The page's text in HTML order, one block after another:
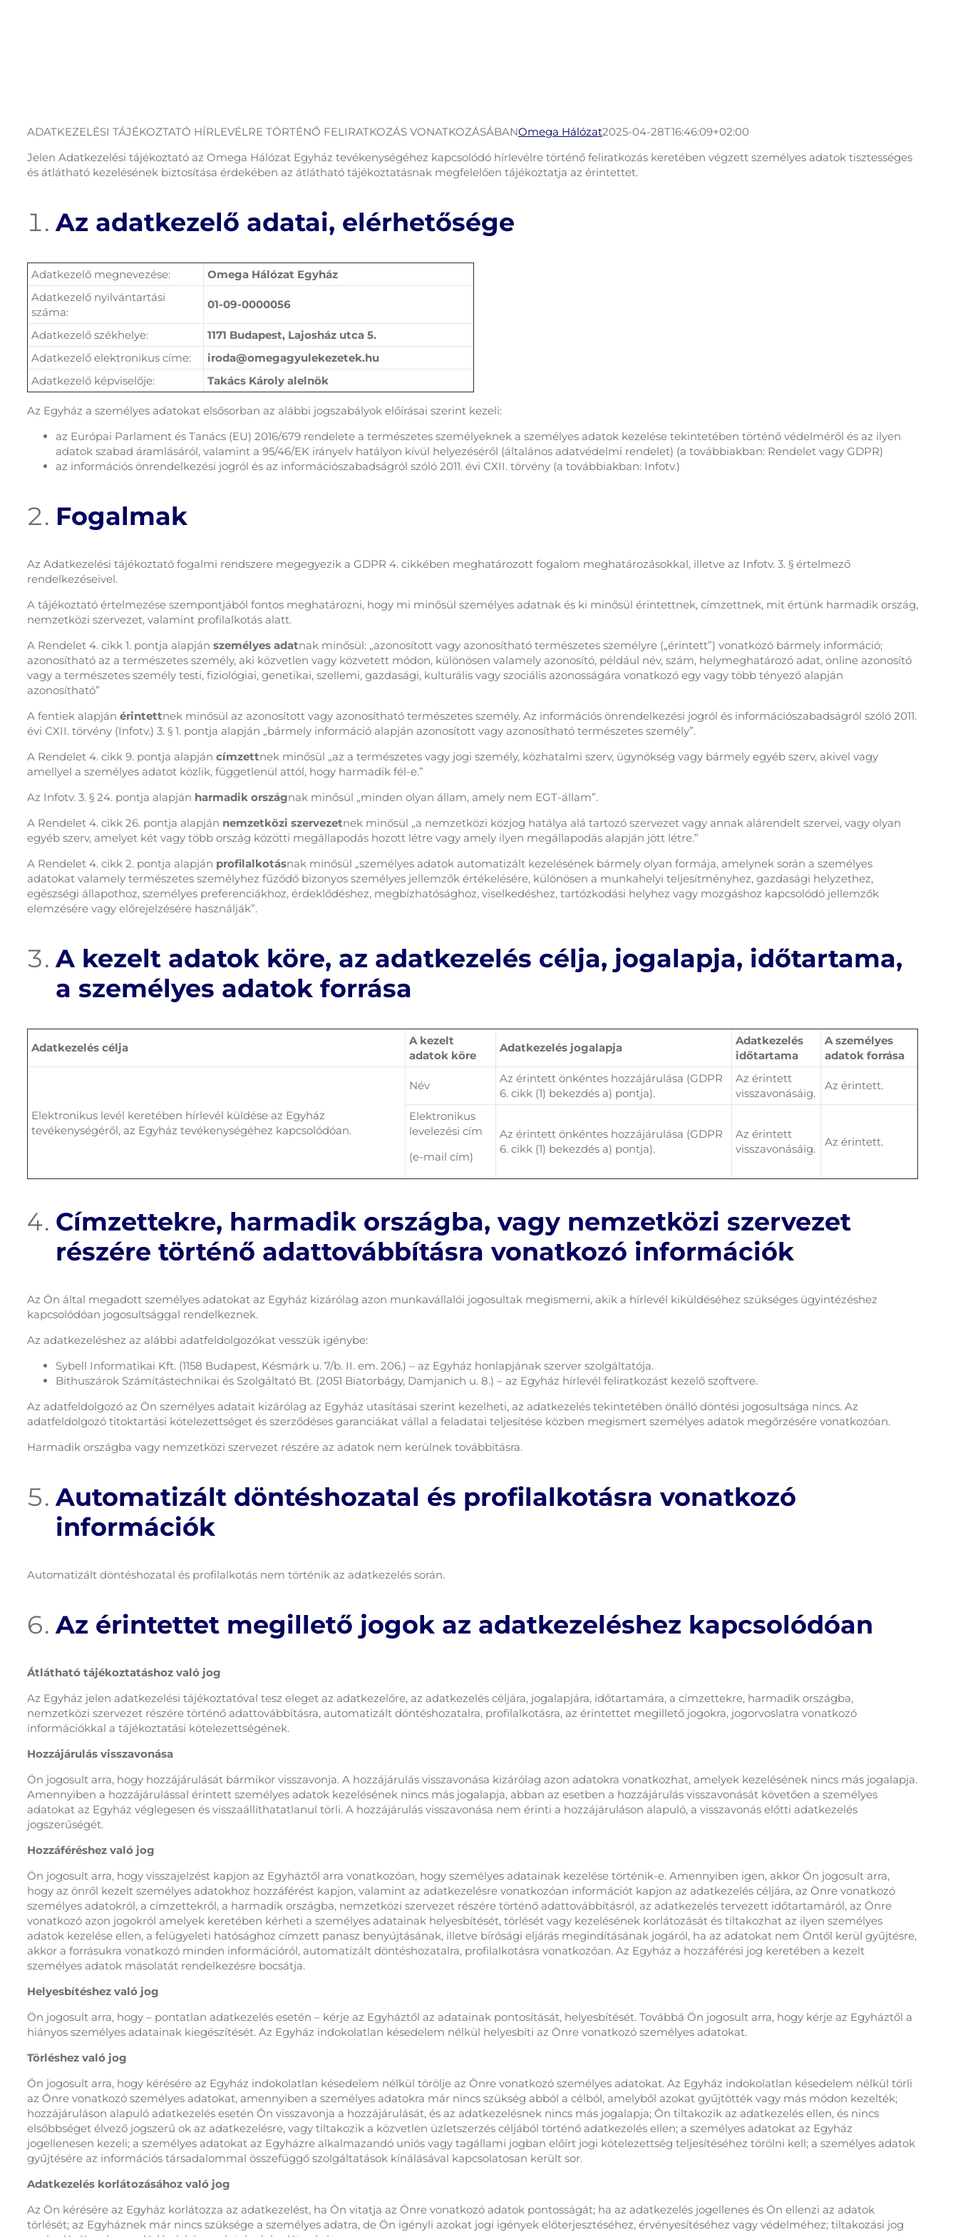
ADATKEZELÉSI TÁJÉKOZTATÓ HÍRLEVÉLRE TÖRTÉNŐ FELIRATKOZÁS VONATKOZÁSÁBANOmega Hálózat2025-04-28T16:46:09+02:00
Jelen Adatkezelési tájékoztató az Omega Hálózat Egyház tevékenységéhez kapcsolódó hírlevélre történő feliratkozás keretében végzett személyes adatok tisztességes
és átlátható kezelésének biztosítása érdekében az átlátható tájékoztatásnak megfelelően tájékoztatja az érintettet.
Az adatkezelő adatai, elérhetősége
Adatkezelő megnevezése:
Omega Hálózat Egyház
Adatkezelő nyilvántartási
száma:
01-09-0000056
Adatkezelő székhelye:
1171 Budapest, Lajosház utca 5.
Adatkezelő elektronikus címe:
iroda@omegagyulekezetek.hu
Adatkezelő képviselője:
Takács Károly alelnök
Az Egyház a személyes adatokat elsősorban az alábbi jogszabályok előírásai szerint kezeli:
az Európai Parlament és Tanács (EU) 2016/679 rendelete a természetes személyeknek a személyes adatok kezelése tekintetében történő védelméről és az ilyen
adatok szabad áramlásáról, valamint a 95/46/EK irányelv hatályon kívül helyezéséről (általános adatvédelmi rendelet) (a továbbiakban: Rendelet vagy GDPR)
az információs önrendelkezési jogról és az információszabadságról szóló 2011. évi CXII. törvény (a továbbiakban: Infotv.)
Fogalmak
Az Adatkezelési tájékoztató fogalmi rendszere megegyezik a GDPR 4. cikkében meghatározott fogalom meghatározásokkal, illetve az Infotv. 3. § értelmező
rendelkezéseivel.
A tájékoztató értelmezése szempontjából fontos meghatározni, hogy mi minősül személyes adatnak és ki minősül érintettnek, címzettnek, mit értünk harmadik ország,
nemzetközi szervezet, valamint profilalkotás alatt.
A Rendelet 4. cikk 1. pontja alapján személyes adatnak minősül: „azonosított vagy azonosítható természetes személyre („érintett”) vonatkozó bármely információ;
azonosítható az a természetes személy, aki közvetlen vagy közvetett módon, különösen valamely azonosító, például név, szám, helymeghatározó adat, online azonosító
vagy a természetes személy testi, fiziológiai, genetikai, szellemi, gazdasági, kulturális vagy szociális azonosságára vonatkozó egy vagy több tényező alapján
azonosítható”
A fentiek alapján érintettnek minősül az azonosított vagy azonosítható természetes személy. Az információs önrendelkezési jogról és információszabadságról szóló 2011.
évi CXII. törvény (Infotv.) 3. § 1. pontja alapján „bármely információ alapján azonosított vagy azonosítható természetes személy”.
A Rendelet 4. cikk 9. pontja alapján címzettnek minősül „az a természetes vagy jogi személy, közhatalmi szerv, ügynökség vagy bármely egyéb szerv, akivel vagy
amellyel a személyes adatot közlik, függetlenül attól, hogy harmadik fél-e.”
Az Infotv. 3. § 24. pontja alapján harmadik országnak minősül „minden olyan állam, amely nem EGT-állam”.
A Rendelet 4. cikk 26. pontja alapján nemzetközi szervezetnek minősül „a nemzetközi közjog hatálya alá tartozó szervezet vagy annak alárendelt szervei, vagy olyan
egyéb szerv, amelyet két vagy több ország közötti megállapodás hozott létre vagy amely ilyen megállapodás alapján jött létre.”
A Rendelet 4. cikk 2. pontja alapján profilalkotásnak minősül „személyes adatok automatizált kezelésének bármely olyan formája, amelynek során a személyes
adatokat valamely természetes személyhez fűződő bizonyos személyes jellemzők értékelésére, különösen a munkahelyi teljesítményhez, gazdasági helyzethez,
egészségi állapothoz, személyes preferenciákhoz, érdeklődéshez, megbízhatósághoz, viselkedéshez, tartózkodási helyhez vagy mozgáshoz kapcsolódó jellemzők
elemzésére vagy előrejelzésére használják”.
A kezelt adatok köre, az adatkezelés célja, jogalapja, időtartama,
a személyes adatok forrása
Adatkezelés célja
A kezelt
adatok köre
Adatkezelés jogalapja
Adatkezelés
időtartama
A személyes
adatok forrása
Elektronikus levél keretében hírlevél küldése az Egyház
tevékenységéről, az Egyház tevékenységéhez kapcsolódóan.
Név
Az érintett önkéntes hozzájárulása (GDPR
6. cikk (1) bekezdés a) pontja).
Az érintett
visszavonásáig.
Az érintett.
Elektronikus
levelezési cím
(e-mail cím)
Az érintett önkéntes hozzájárulása (GDPR
6. cikk (1) bekezdés a) pontja).
Az érintett
visszavonásáig.
Az érintett.
Címzettekre, harmadik országba, vagy nemzetközi szervezet
részére történő adattovábbításra vonatkozó információk
Az Ön által megadott személyes adatokat az Egyház kizárólag azon munkavállalói jogosultak megismerni, akik a hírlevél kiküldéséhez szükséges ügyintézéshez
kapcsolódóan jogosultsággal rendelkeznek.
Az adatkezeléshez az alábbi adatfeldolgozókat vesszük igénybe:
Sybell Informatikai Kft. (1158 Budapest, Késmárk u. 7/b. II. em. 206.) – az Egyház honlapjának szerver szolgáltatója.
Bithuszárok Számítástechnikai és Szolgáltató Bt. (2051 Biatorbágy, Damjanich u. 8.) – az Egyház hírlevél feliratkozást kezelő szoftvere.
Az adatfeldolgozó az Ön személyes adatait kizárólag az Egyház utasításai szerint kezelheti, az adatkezelés tekintetében önálló döntési jogosultsága nincs. Az
adatfeldolgozó titoktartási kötelezettséget és szerződéses garanciákat vállal a feladatai teljesítése közben megismert személyes adatok megőrzésére vonatkozóan.
Harmadik országba vagy nemzetközi szervezet részére az adatok nem kerülnek továbbításra.
Automatizált döntéshozatal és profilalkotásra vonatkozó
információk
Automatizált döntéshozatal és profilalkotás nem történik az adatkezelés során.
Az érintettet megillető jogok az adatkezeléshez kapcsolódóan
Átlátható tájékoztatáshoz való jog
Az Egyház jelen adatkezelési tájékoztatóval tesz eleget az adatkezelőre, az adatkezelés céljára, jogalapjára, időtartamára, a címzettekre, harmadik országba,
nemzetközi szervezet részére történő adattovábbításra, automatizált döntéshozatalra, profilalkotásra, az érintettet megillető jogokra, jogorvoslatra vonatkozó
információkkal a tájékoztatási kötelezettségének.
Hozzájárulás visszavonása
Ön jogosult arra, hogy hozzájárulását bármikor visszavonja. A hozzájárulás visszavonása kizárólag azon adatokra vonatkozhat, amelyek kezelésének nincs más jogalapja.
Amennyiben a hozzájárulással érintett személyes adatok kezelésének nincs más jogalapja, abban az esetben a hozzájárulás visszavonását követően a személyes
adatokat az Egyház véglegesen és visszaállíthatatlanul törli. A hozzájárulás visszavonása nem érinti a hozzájáruláson alapuló, a visszavonás előtti adatkezelés
jogszerűségét.
Hozzáféréshez való jog
Ön jogosult arra, hogy visszajelzést kapjon az Egyháztől arra vonatkozóan, hogy személyes adatainak kezelése történik-e. Amennyiben igen, akkor Ön jogosult arra,
hogy az önről kezelt személyes adatokhoz hozzáférést kapjon, valamint az adatkezelésre vonatkozóan információt kapjon az adatkezelés céljára, az Önre vonatkozó
személyes adatokról, a címzettekről, a harmadik országba, nemzetközi szervezet részére történő adattovábbításról, az adatkezelés tervezett időtartamáról, az Önre
vonatkozó azon jogokról amelyek keretében kérheti a személyes adatainak helyesbítését, törlését vagy kezelésének korlátozását és tiltakozhat az ilyen személyes
adatok kezelése ellen, a felügyeleti hatósághoz címzett panasz benyújtásának, illetve bírósági eljárás megindításának jogáról, ha az adatokat nem Öntől kerül gyűjtésre,
akkor a forrásukra vonatkozó minden információról, automatizált döntéshozatalra, profilalkotásra vonatkozóan. Az Egyház a hozzáférési jog keretében a kezelt
személyes adatok másolatát rendelkezésre bocsátja.
Helyesbítéshez való jog
Ön jogosult arra, hogy – pontatlan adatkezelés esetén – kérje az Egyháztől az adatainak pontosítását, helyesbítését. Továbbá Ön jogosult arra, hogy kérje az Egyháztől a
hiányos személyes adatainak kiegészítését. Az Egyház indokolatlan késedelem nélkül helyesbíti az Önre vonatkozó személyes adatokat.
Törléshez való jog
Ön jogosult arra, hogy kérésére az Egyház indokolatlan késedelem nélkül törölje az Önre vonatkozó személyes adatokat. Az Egyház indokolatlan késedelem nélkül törli
az Önre vonatkozó személyes adatokat, amennyiben a személyes adatokra már nincs szükség abból a célból, amelyből azokat gyűjtötték vagy más módon kezelték;
hozzájáruláson alapuló adatkezelés esetén Ön visszavonja a hozzájárulását, és az adatkezelésnek nincs más jogalapja; Ön tiltakozik az adatkezelés ellen, és nincs
elsőbbséget élvező jogszerű ok az adatkezelésre, vagy tiltakozik a közvetlen üzletszerzés céljából történő adatkezelés ellen; a személyes adatokat az Egyház
jogellenesen kezeli; a személyes adatokat az Egyházre alkalmazandó uniós vagy tagállami jogban előírt jogi kötelezettség teljesítéséhez törölni kell; a személyes adatok
gyűjtésére az információs társadalommal összefüggő szolgáltatások kínálásával kapcsolatosan került sor.
Adatkezelés korlátozásához való jog
Az Ön kérésére az Egyház korlátozza az adatkezelést, ha Ön vitatja az Önre vonatkozó adatok pontosságát; ha az adatkezelés jogellenes és Ön ellenzi az adatok
törlését; az Egyháznek már nincs szüksége a személyes adatra, de Ön igényli azokat jogi igények előterjesztéséhez, érvényesítéséhez vagy védelméhez; tiltakozási jog